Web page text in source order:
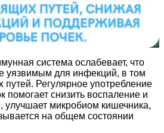
система ослабевает, что
уязвимым для инфекций, в том
Регулярное употребление
помогает снизить воспаление и
улучшает микробиом кишечника,
на общем состоянии